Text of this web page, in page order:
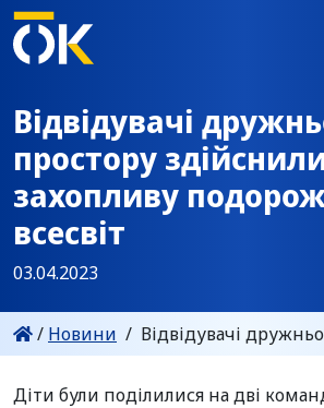
Відвідувачі
простору
захопливу
всесвіт
03.04.2023
/ Новини / Відвідувачі
Діти були поділилися на дві